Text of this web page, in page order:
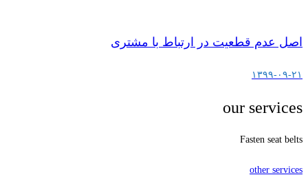
اصل عدم قطعیت در ارتباط با مشتری
۱۳۹۹-۰۹-۲۱
our services
Fasten seat belts
other services